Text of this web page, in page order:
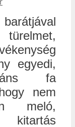
egyedi,
fa
nem
meló,